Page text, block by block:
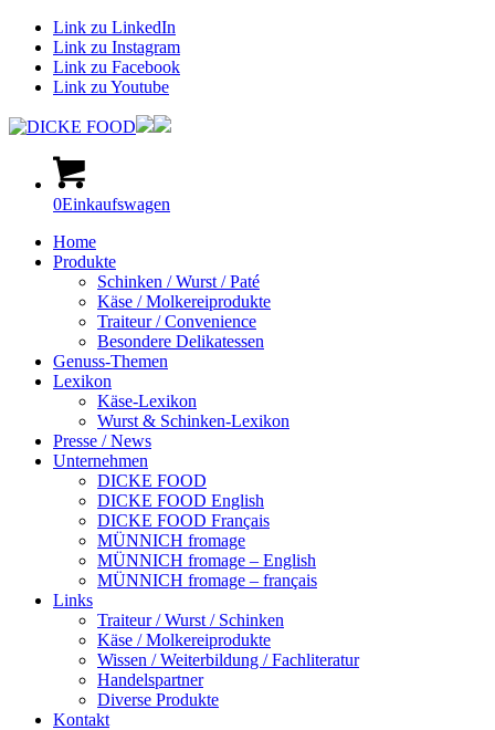
Link zu LinkedIn
Link zu Instagram
Link zu Facebook
Link zu Youtube
0Einkaufswagen
Home
Produkte
Schinken / Wurst / Paté
Käse / Molkereiprodukte
Traiteur / Convenience
Besondere Delikatessen
Genuss-Themen
Lexikon
Käse-Lexikon
Wurst & Schinken-Lexikon
Presse / News
Unternehmen
DICKE FOOD
DICKE FOOD English
DICKE FOOD Français
MÜNNICH fromage
MÜNNICH fromage – English
MÜNNICH fromage – français
Links
Traiteur / Wurst / Schinken
Käse / Molkereiprodukte
Wissen / Weiterbildung / Fachliteratur
Handelspartner
Diverse Produkte
Kontakt